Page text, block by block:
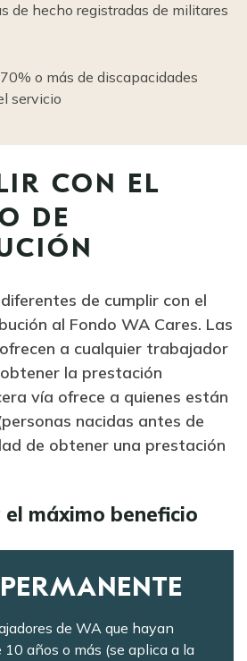
de hecho registradas de militares
o más de discapacidades
servicio
CON EL
DE
de cumplir con el
al Fondo WA Cares. Las
a cualquier trabajador
la prestación
vía ofrece a quienes están
nacidas antes de
de obtener una prestación
el máximo beneficio
de WA que hayan
años o más (se aplica a la